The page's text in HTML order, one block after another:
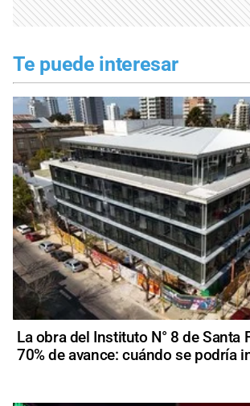
Te puede interesar
La obra del Instituto N° 8 de Santa
70% de avance: cuándo se podría